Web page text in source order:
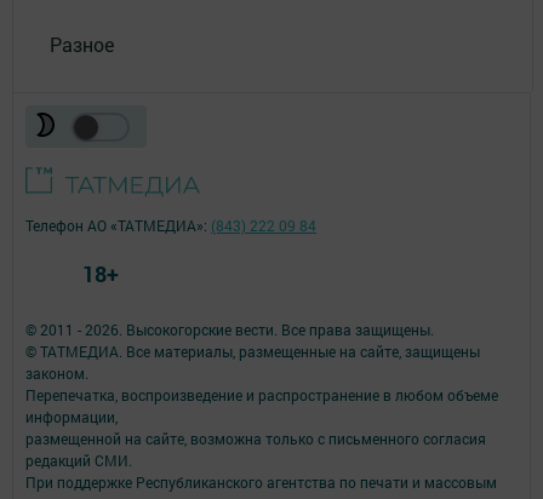
Разное
© 2011 - 2026. Высокогорские вести. Все права защищены.
© ТАТМЕДИА. Все материалы, размещенные на сайте, защищены
законом.
Перепечатка, воспроизведение и распространение в любом объеме
информации,
размещенной на сайте, возможна только с письменного согласия
редакций СМИ.
При поддержке Республиканского агентства по печати и массовым
Телефон АО «ТАТМЕДИА»: (843) 222 09 84
18+